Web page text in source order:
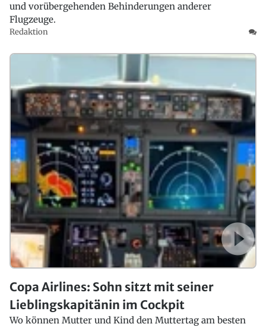
und vorübergehenden Behinderungen anderer
Flugzeuge.
Redaktion
Copa Airlines: Sohn sitzt mit seiner
Lieblingskapitänin im Cockpit
Wo können Mutter und Kind den Muttertag am besten